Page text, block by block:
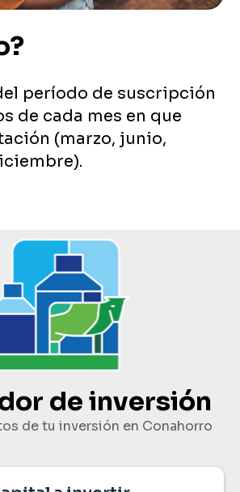
período de suscripción
de cada mes en que
(marzo, junio,
de inversión
de tu inversión en Conahorro